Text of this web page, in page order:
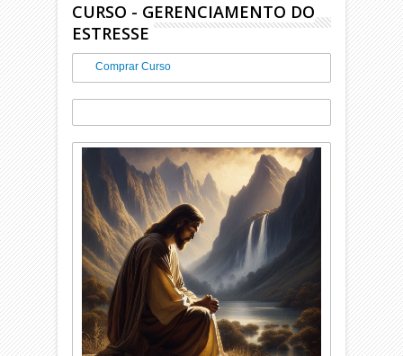
CURSO - GERENCIAMENTO DO
ESTRESSE
Comprar Curso